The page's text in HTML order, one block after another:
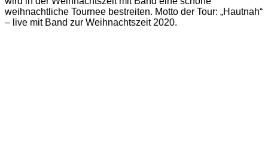
weihnachtliche Tournee bestreiten. Motto der Tour: „Hautnah“
– live mit Band zur Weihnachtszeit 2020.